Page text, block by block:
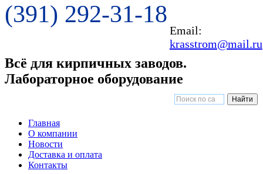
(391) 292-31-18
Email:
krasstrom@mail.ru
Всё для кирпичных заводов.
Лабораторное оборудование
Главная
О компании
Новости
Доставка и оплата
Контакты